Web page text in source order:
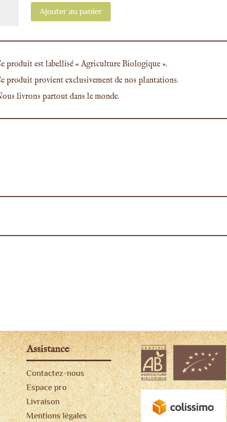
Ajouter au panier
produit est labellisé « Agriculture Biologique ».
produit provient exclusivement de nos plantations.
livrons partout dans le monde.
Assistance
Contactez-nous
Espace pro
Livraison
Mentions légales